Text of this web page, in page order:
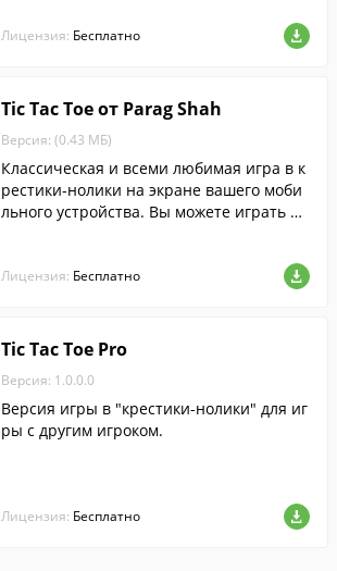
Лицензия: Бесплатно
Tic Tac Toe от Parag Shah
Версия: (0.43 МБ)
Классическая и всеми любимая игра в к
рестики-нолики на экране вашего моби
льного устройства. Вы можете играть пр
Лицензия: Бесплатно
Tic Tac Toe Pro
Версия: 1.0.0.0
Версия игры в "крестики-нолики" для иг
ры с другим игроком.
Лицензия: Бесплатно